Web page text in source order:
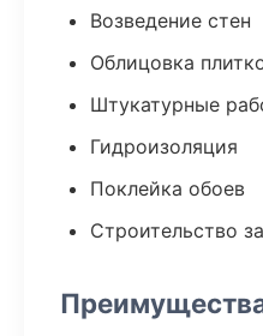
Возведение стен
Облицовка
Штукатурные
Гидроизоляция
Поклейка обоев
Строительство